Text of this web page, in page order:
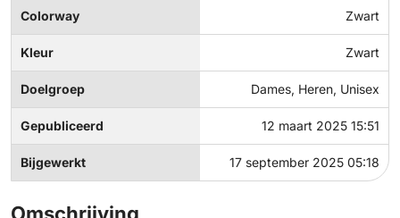
Colorway Zwart
Kleur Zwart
Doelgroep Dames, Heren, Unisex
Gepubliceerd 12 maart 2025 15:51
Bijgewerkt 17 september 2025 05:18